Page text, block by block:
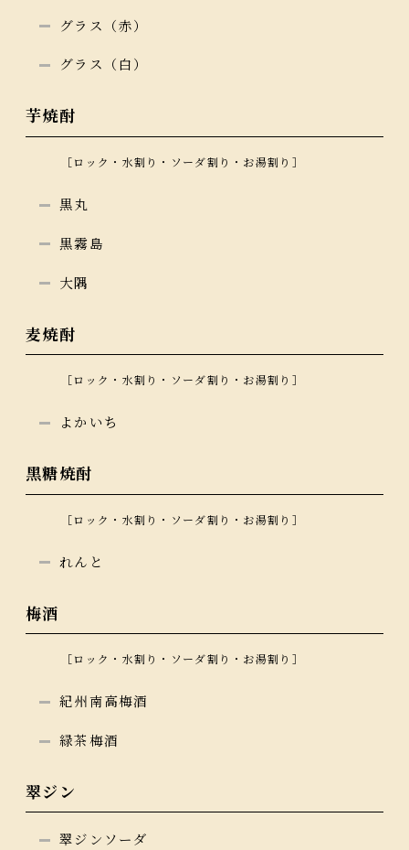
グラス（赤）
グラス（白）
芋焼酎
［ロック・水割り・ソーダ割り・お湯割り］
黒丸
黒霧島
大隅
麦焼酎
［ロック・水割り・ソーダ割り・お湯割り］
よかいち
黑糖焼酎
［ロック・水割り・ソーダ割り・お湯割り］
れんと
梅酒
［ロック・水割り・ソーダ割り・お湯割り］
紀州南高梅酒
緑茶梅酒
翠ジン
翠ジンソーダ